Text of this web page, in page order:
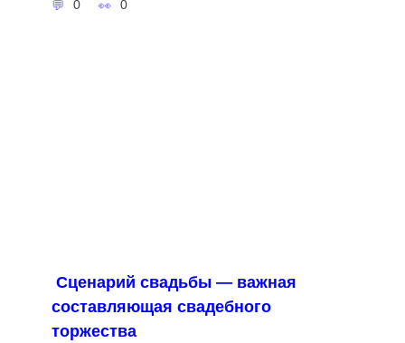
0 0
Сценарий свадьбы — важная
составляющая свадебного
торжества